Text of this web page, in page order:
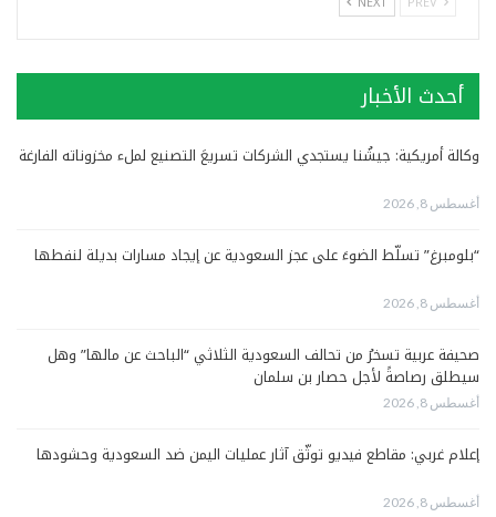
أحدث الأخبار
وكالة أمريكية: جيشُنا يستجدي الشركات تسريعَ التصنيع لملء مخزوناته الفارغة
أغسطس 8, 2026
“بلومبرغ” تسلّط الضوءَ على عجز السعودية عن إيجاد مسارات بديلة لنفطها
أغسطس 8, 2026
صحيفة عربية تسخرُ من تحالف السعودية الثلاثي “الباحث عن مالها” وهل
سيطلق رصاصةً لأجل حصار بن سلمان
أغسطس 8, 2026
إعلام غربي: مقاطع فيديو توثّق آثار عمليات اليمن ضد السعودية وحشودها
أغسطس 8, 2026